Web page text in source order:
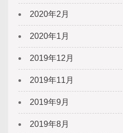
2020年2月
2020年1月
2019年12月
2019年11月
2019年9月
2019年8月